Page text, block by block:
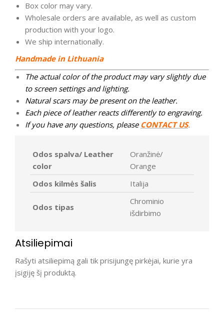
Box color may vary.
Wholesale orders are available, as well as custom
production with your logo.
We ship internationally.
Handmade in Lithuania
The actual color of the product may vary slightly due
to screen settings and lighting.
Natural scars may be present on the leather.
Each piece of leather reacts differently to engraving.
If you have any questions, please CONTACT US.
Odos spalva/ Leather
color
Oranžinė/
Orange
Odos kilmės šalis
Italija
Odos tipas
Chrominio
išdirbimo
Atsiliepimai
Rašyti atsiliepimą gali tik prisijungę pirkėjai, kurie yra
įsigiję šį produktą.